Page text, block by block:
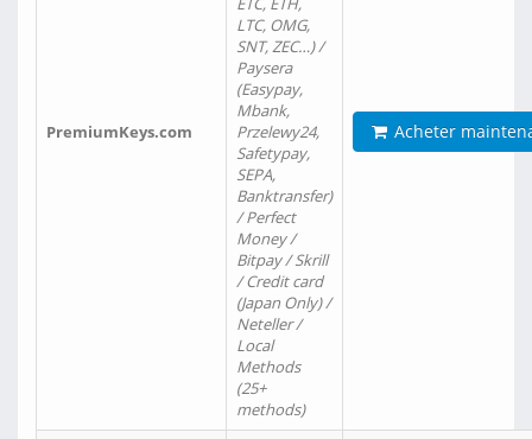
PremiumKeys.com
LTC, OMG,
SNT, ZEC…) /
Paysera
(Easypay,
Mbank,
Przelewy24,
Safetypay,
SEPA,
Banktransfer)
/ Perfect
Money /
Bitpay / Skrill
/ Credit card
(Japan Only) /
Neteller /
Local
Methods
(25+
methods)
Acheter